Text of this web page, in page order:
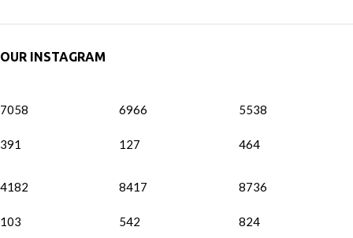
OUR INSTAGRAM
7058
391
6966
127
5538
464
4182
103
8417
542
8736
824